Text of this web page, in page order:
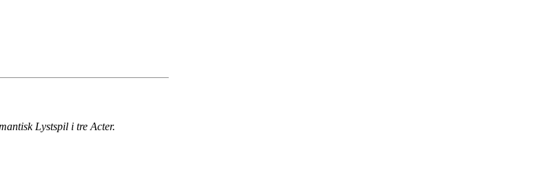
Lystspil i tre Acter.